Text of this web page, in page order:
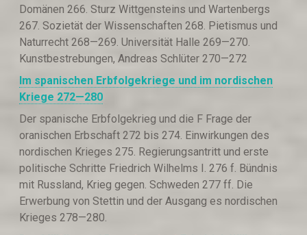
Domänen 266. Sturz Wittgensteins und Wartenbergs
267. Sozietät der Wissenschaften 268. Pietismus und
Naturrecht 268—269. Universität Halle 269—270.
Kunstbestrebungen, Andreas Schlüter 270—272
Im spanischen Erbfolgekriege und im nordischen
Kriege 272—280
Der spanische Erbfolgekrieg und die F Frage der
oranischen Erbschaft 272 bis 274. Einwirkungen des
nordischen Krieges 275. Regierungsantritt und erste
politische Schritte Friedrich Wilhelms I. 276 f. Bündnis
mit Russland, Krieg gegen. Schweden 277 ff. Die
Erwerbung von Stettin und der Ausgang es nordischen
Krieges 278—280.